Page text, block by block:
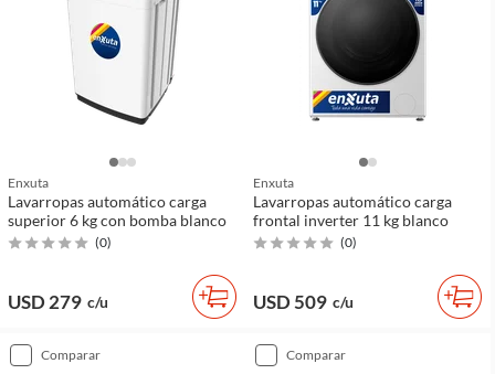
Enxuta
Lavarropas automático carga
superior 6 kg con bomba blanco
(0)
USD 279 c/u
Enxuta
Lavarropas automático carga
frontal inverter 11 kg blanco
(0)
USD 509 c/u
comparar comparar